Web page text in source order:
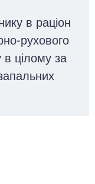
в раціон
рухового
в цілому за